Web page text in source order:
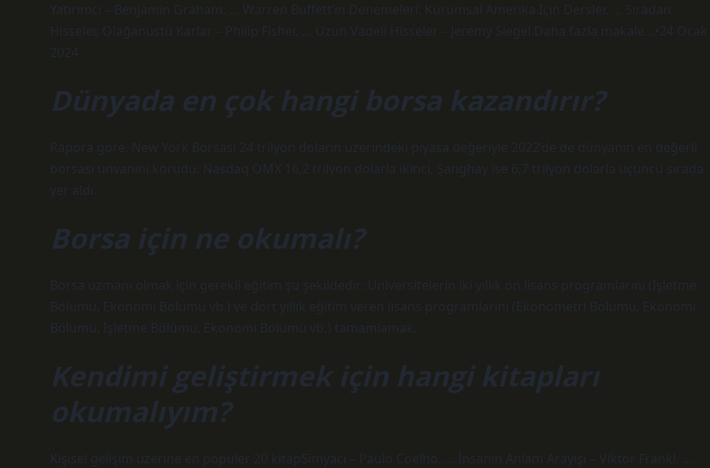
Yatırımcı – Benjamin Graham. … Warren Buffett’ın Denemeleri: Kurumsal Amerika İçin Dersler. … Sıradan
Hisseler, Olağanüstü Karlar – Philip Fisher. … Uzun Vadeli Hisseler – Jeremy Siegel.Daha fazla makale…•24 Ocak
2024
Dünyada en çok hangi borsa kazandırır?
Rapora göre, New York Borsası 24 trilyon doların üzerindeki piyasa değeriyle 2022’de de dünyanın en değerli
borsası unvanını korudu. Nasdaq OMX 16,2 trilyon dolarla ikinci, Şanghay ise 6,7 trilyon dolarla üçüncü sırada
yer aldı.
Borsa için ne okumalı?
Borsa uzmanı olmak için gerekli eğitim şu şekildedir: Üniversitelerin iki yıllık ön lisans programlarını (İşletme
Bölümü, Ekonomi Bölümü vb.) ve dört yıllık eğitim veren lisans programlarını (Ekonometri Bölümü, Ekonomi
Bölümü, İşletme Bölümü, Ekonomi Bölümü vb.) tamamlamak.
Kendimi geliştirmek için hangi kitapları
okumalıyım?
Kişisel gelişim üzerine en popüler 20 kitapSimyacı – Paulo Coelho. … İnsanın Anlam Arayışı – Viktor Frankl. …